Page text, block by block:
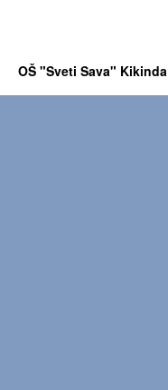
OŠ "Sveti Sava" Kikinda